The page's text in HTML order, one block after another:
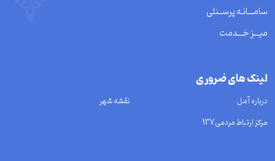
سامـــانـه پرســنلی
میـــز خـــدمت
لینک های ضروری
درباره آمل
نقشه شهر
مرکز ارتباط مردمی137